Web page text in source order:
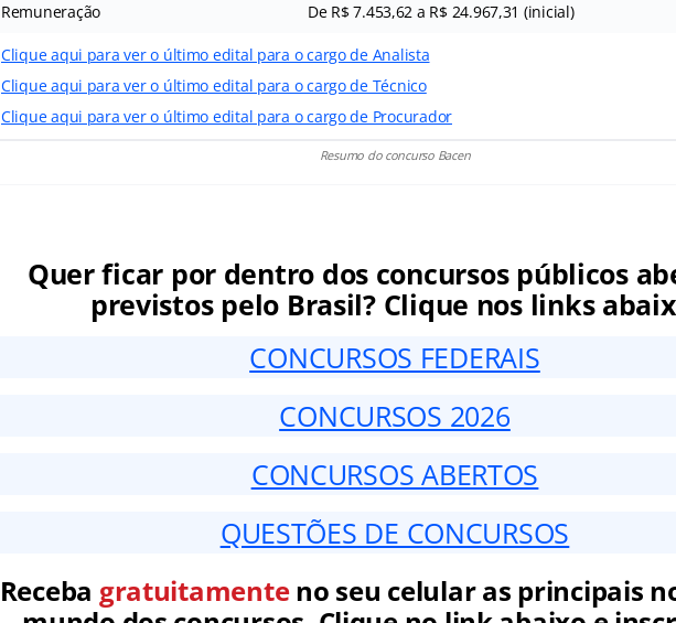
Remuneração De R$ 7.453,62 a R$ 24.967,31 (inicial)
Clique aqui para ver o último edital para o cargo de Analista
Clique aqui para ver o último edital para o cargo de Técnico
Clique aqui para ver o último edital para o cargo de Procurador
Resumo do concurso Bacen
Quer ficar por dentro dos concursos públicos
previstos pelo Brasil? Clique nos links
CONCURSOS FEDERAIS
CONCURSOS 2026
CONCURSOS ABERTOS
QUESTÕES DE CONCURSOS
Receba gratuitamenteno seu celular as principais